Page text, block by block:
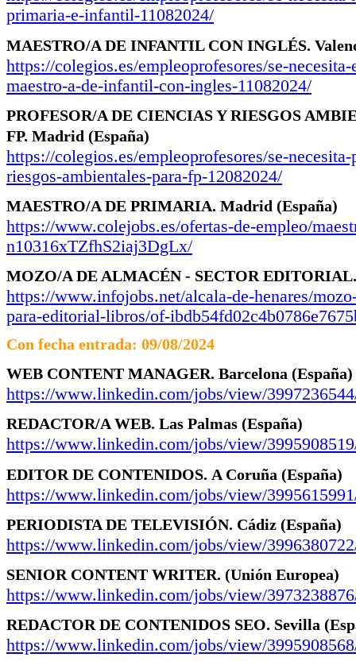
primaria-e-infantil-11082024/
MAESTRO/A DE INFANTIL CON INGLÉS.
https://colegios.es/empleoprofesores/se-
maestro-a-de-infantil-con-ingles-11082024/
PROFESOR/A DE CIENCIAS Y RIESGOS
FP. Madrid (España)
https://colegios.es/empleoprofesores/se-
riesgos-ambientales-para-fp-12082024/
MAESTRO/A DE PRIMARIA. Madrid (España)
https://www.colejobs.es/ofertas-de-empleo/
n10316xTZfhS2iaj3DgLx/
MOZO/A DE ALMACÉN - SECTOR EDITORIAL.
https://www.infojobs.net/alcala-de-henares/
para-editorial-libros/of-
Con fecha entrada: 09/08/2024
WEB CONTENT MANAGER. Barcelona (España)
https://www.linkedin.com/jobs/view/
REDACTOR/A WEB. Las Palmas (España)
https://www.linkedin.com/jobs/view/
EDITOR DE CONTENIDOS. A Coruña (España)
https://www.linkedin.com/jobs/view/
PERIODISTA DE TELEVISIÓN. Cádiz (España)
https://www.linkedin.com/jobs/view/
SENIOR CONTENT WRITER. (Unión Europea)
https://www.linkedin.com/jobs/view/
REDACTOR DE CONTENIDOS SEO. Sevilla
https://www.linkedin.com/jobs/view/